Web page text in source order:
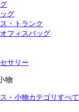
グ
・トランク
フィスバッグ
サリー
物
・小物カテゴリすべて